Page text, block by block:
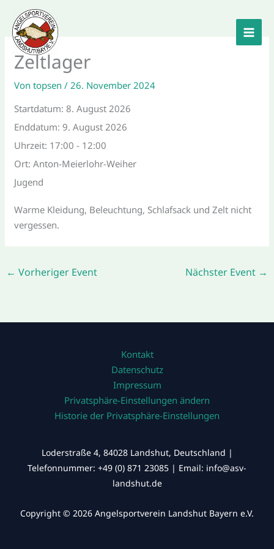
Inhalt
springen
Zeltlager
Vontopsen/ 26. November 2024
Startdatum:8. August 2026
Enddatum:9. August 2026
Uhrzeit: 17:00 - 12:00
Ort:Anton-Meierlohr-Weiher
Jugend
Warme Kleidung, Beleuchtung, Schlafsack und Zelt nicht
vergessen.
← Vorheriger Event Nächster Event →
Kontakt
Datenschutz
Impressum
Privatsphäre-Einstellungen ändern
Historie der Privatsphäre-Einstellungen
Loderstraße 4, 84028 Landshut, Deutschland |
Telefonnummer: +49 (0) 871 23085 | Email: info@asv-
landshut.de
Copyright © 2026 Angelsportverein Landshut Bayern e.V.